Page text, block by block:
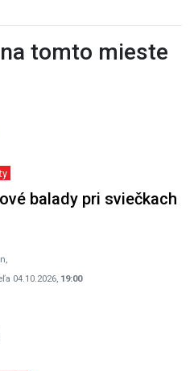
tomto mieste
balady pri sviečkach
04.10.2026, 19:00